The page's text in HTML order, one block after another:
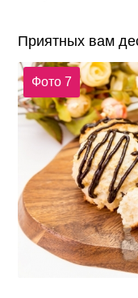
Приятных вам
Фото 7